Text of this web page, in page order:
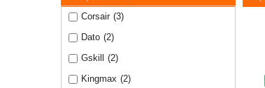
Corsair (3)
Dato (2)
Gskill (2)
Kingmax (2)